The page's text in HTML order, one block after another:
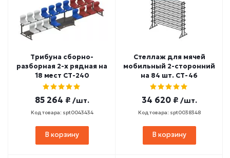
Трибуна сборно-
разборная 2-х рядная на
18 мест СТ-240
85 264 ₽ /шт.
Код товара: spt0043434
В корзину
Стеллаж для мячей
мобильный 2-сторонний
на 84 шт. СТ-46
34 620 ₽ /шт.
Код товара: spt0038348
В корзину